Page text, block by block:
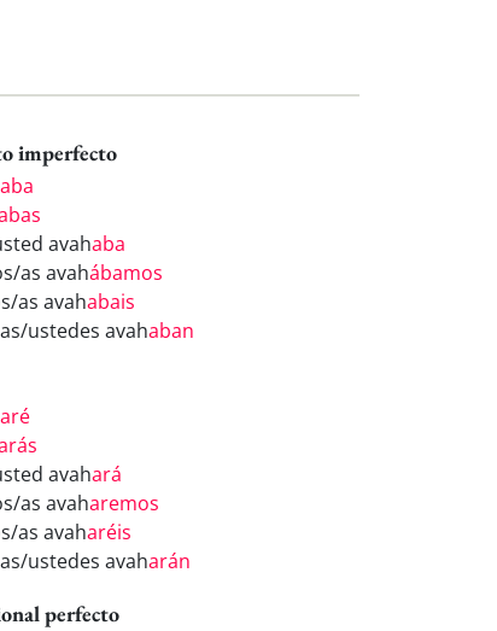
imperfecto
aba
avahaba
as avahábamos
as avahabais
ustedes avahaban
aré
avahará
as avaharemos
as avaharéis
ustedes avaharán
perfecto